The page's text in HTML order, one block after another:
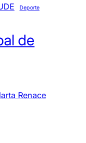
Deporte
de
Renace